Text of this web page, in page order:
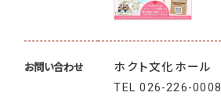
お問い合わせ
ホクト文化ホール
TEL026-226-0008